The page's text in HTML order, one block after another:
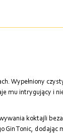
Wypełniony
mu intrygujący i
koktajli
Tonic, dodając